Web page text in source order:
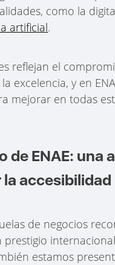
como la
artificial.
reflejan el
excelencia, y en
mejorar en todas
de ENAE: una
la accesibilidad
de negocios
prestigio
estamos